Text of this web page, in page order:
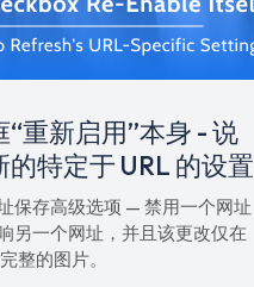
重新启用”本身 - 说
特定于 URL 的设置
保存高级选项 — 禁用一个网址
另一个网址，并且该更改仅在
整的图片。